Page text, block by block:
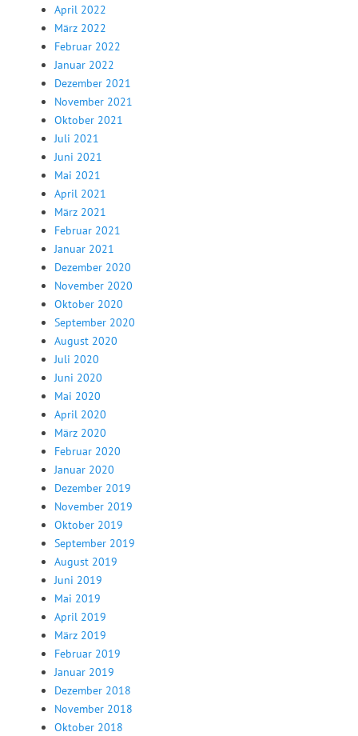
April 2022
März 2022
Februar 2022
Januar 2022
Dezember 2021
November 2021
Oktober 2021
Juli 2021
Juni 2021
Mai 2021
April 2021
März 2021
Februar 2021
Januar 2021
Dezember 2020
November 2020
Oktober 2020
September 2020
August 2020
Juli 2020
Juni 2020
Mai 2020
April 2020
März 2020
Februar 2020
Januar 2020
Dezember 2019
November 2019
Oktober 2019
September 2019
August 2019
Juni 2019
Mai 2019
April 2019
März 2019
Februar 2019
Januar 2019
Dezember 2018
November 2018
Oktober 2018